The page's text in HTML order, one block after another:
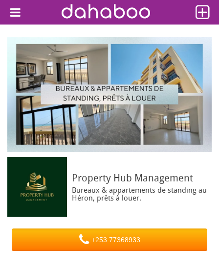
Property Hub Management
Bureaux & appartements de standing au
Héron, prêts à louer.
+253 77368933